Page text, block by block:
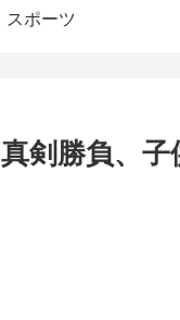
スポーツ
剣勝負、